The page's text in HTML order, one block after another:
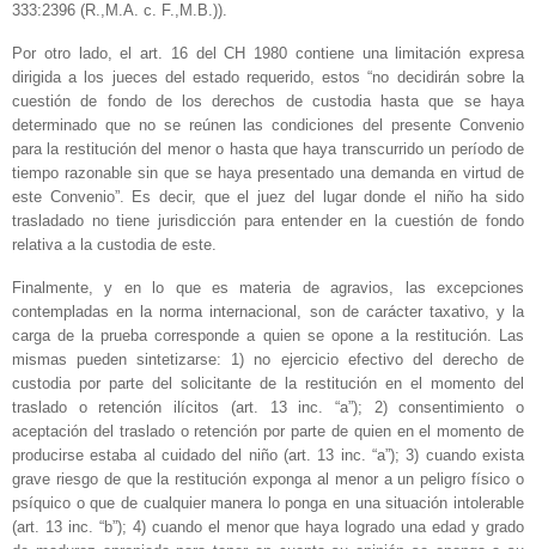
333:2396 (R.,M.A. c. F.,M.B.)).
Por otro lado, el art. 16 del CH 1980 contiene una limitación expresa
dirigida a los jueces del estado requerido, estos “no decidirán sobre la
cuestión de fondo de los derechos de custodia hasta que se haya
determinado que no se reúnen las condiciones del presente Convenio
para la restitución del menor o hasta que haya transcurrido un período de
tiempo razonable sin que se haya presentado una demanda en virtud de
este Convenio”. Es decir, que el juez del lugar donde el niño ha sido
trasladado no tiene jurisdicción para entender en la cuestión de fondo
relativa a la custodia de este.
Finalmente, y en lo que es materia de agravios, las excepciones
contempladas en la norma internacional, son de carácter taxativo, y la
carga de la prueba corresponde a quien se opone a la restitución. Las
mismas pueden sintetizarse: 1) no ejercicio efectivo del derecho de
custodia por parte del solicitante de la restitución en el momento del
traslado o retención ilícitos (art. 13 inc. “a”); 2) consentimiento o
aceptación del traslado o retención por parte de quien en el momento de
producirse estaba al cuidado del niño (art. 13 inc. “a”); 3) cuando exista
grave riesgo de que la restitución exponga al menor a un peligro físico o
psíquico o que de cualquier manera lo ponga en una situación intolerable
(art. 13 inc. “b”); 4) cuando el menor que haya logrado una edad y grado